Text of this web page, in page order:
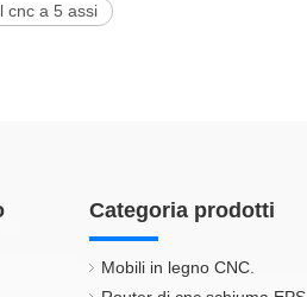
cnc a 5 assi
Categoria prodotti
Mobili in legno CNC.